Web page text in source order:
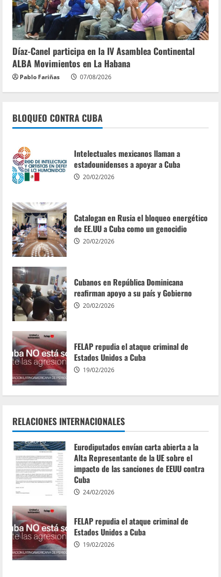
Díaz-Canel participa en la IV Asamblea Continental
ALBA Movimientos en La Habana
Pablo Fariñas 07/08/2026
BLOQUEO CONTRA CUBA
Intelectuales mexicanos llaman a
estadounidenses a apoyar a Cuba
20/02/2026
Catalogan en Rusia el bloqueo energético
de EE.UU a Cuba como un genocidio
20/02/2026
Cubanos en República Dominicana
reafirman apoyo a su país y Gobierno
20/02/2026
FELAP repudia el ataque criminal de
Estados Unidos a Cuba
19/02/2026
RELACIONES INTERNACIONALES
Eurodiputados envían carta abierta a la
Alta Representante de la UE sobre el
impacto de las sanciones de EEUU contra
Cuba
24/02/2026
FELAP repudia el ataque criminal de
Estados Unidos a Cuba
19/02/2026